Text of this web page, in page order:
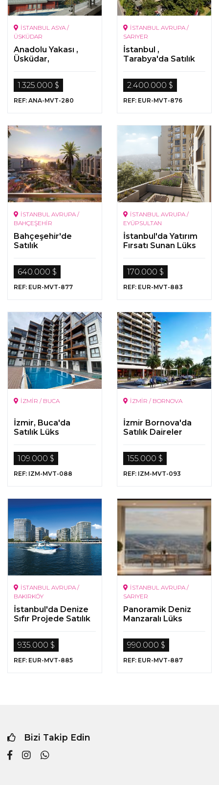
İSTANBUL ASYA /
ÜSKÜDAR
Anadolu Yakası ,
Üsküdar,
Satılık Daireler
1.325.000 $
REF: ANA-MVT-280
İSTANBUL AVRUPA /
SARIYER
İstanbul ,
Tarabya'da Satılık
Daire
2.400.000 $
REF: EUR-MVT-876
İSTANBUL AVRUPA /
BAHÇEŞEHİR
Bahçeşehir'de
Satılık
640.000 $
REF: EUR-MVT-877
İSTANBUL AVRUPA /
EYÜPSULTAN
İstanbul'da Yatırım
Fırsatı Sunan Lüks
170.000 $
REF: EUR-MVT-883
İZMİR / BUCA
İzmir, Buca'da
Satılık Lüks
109.000 $
REF: IZM-MVT-088
İZMİR / BORNOVA
İzmir Bornova'da
Satılık Daireler
155.000 $
REF: IZM-MVT-093
İSTANBUL AVRUPA /
BAKIRKÖY
İstanbul'da Denize
Sıfır Projede Satılık
935.000 $
REF: EUR-MVT-885
İSTANBUL AVRUPA /
SARIYER
Panoramik Deniz
Manzaralı Lüks
990.000 $
REF: EUR-MVT-887
Bizi Takip Edin